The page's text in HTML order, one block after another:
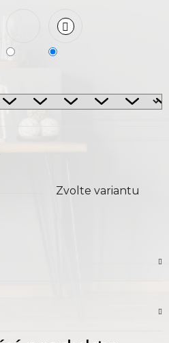
Zvolte variantu